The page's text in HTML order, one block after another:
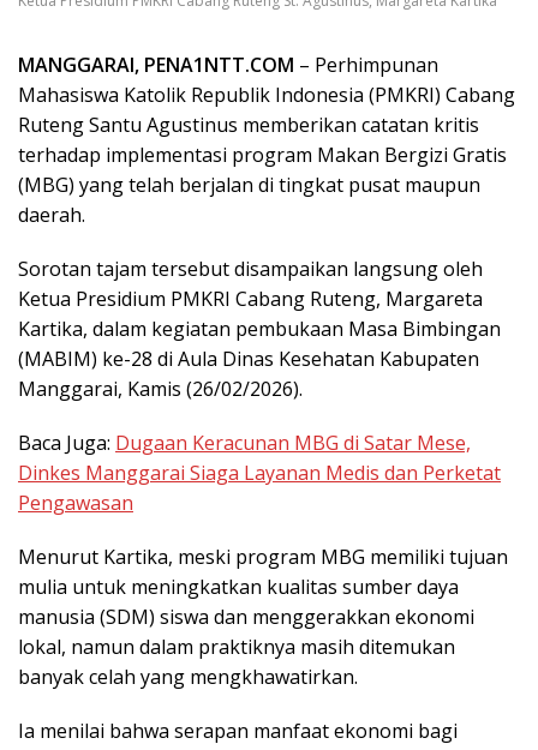
MANGGARAI, PENA1NTT.COM – Perhimpunan
Mahasiswa Katolik Republik Indonesia (PMKRI) Cabang
Ruteng Santu Agustinus memberikan catatan kritis
terhadap implementasi program Makan Bergizi Gratis
(MBG) yang telah berjalan di tingkat pusat maupun
daerah.
Sorotan tajam tersebut disampaikan langsung oleh
Ketua Presidium PMKRI Cabang Ruteng, Margareta
Kartika, dalam kegiatan pembukaan Masa Bimbingan
(MABIM) ke-28 di Aula Dinas Kesehatan Kabupaten
Manggarai, Kamis (26/02/2026).
Baca Juga: Dugaan Keracunan MBG di Satar Mese,
Dinkes Manggarai Siaga Layanan Medis dan Perketat
Pengawasan
Menurut Kartika, meski program MBG memiliki tujuan
mulia untuk meningkatkan kualitas sumber daya
manusia (SDM) siswa dan menggerakkan ekonomi
lokal, namun dalam praktiknya masih ditemukan
banyak celah yang mengkhawatirkan.
Ia menilai bahwa serapan manfaat ekonomi bagi